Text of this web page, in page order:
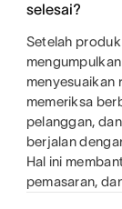
selesai?
Setelah
menyesuaikan
memeriksa
pelanggan,
berjalan
Hal ini
pemasaran,